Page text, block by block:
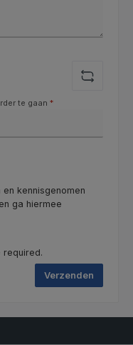
te gaan *
en kennisgenomen
en ga hiermee
required.
Verzenden